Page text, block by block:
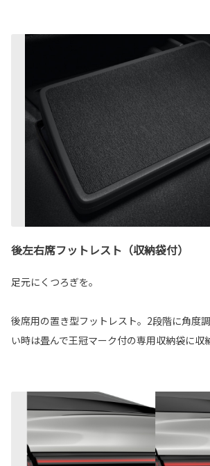
後左右席フットレスト（収納袋付）
足元にくつろぎを。
後席用の置き型フットレスト。2段階に角度
い時は畳んで王冠マーク付の専用収納袋に収